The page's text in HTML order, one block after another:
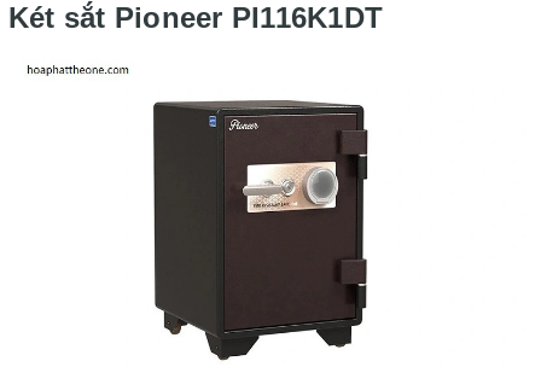
Két sắt Pioneer PI116K1DT